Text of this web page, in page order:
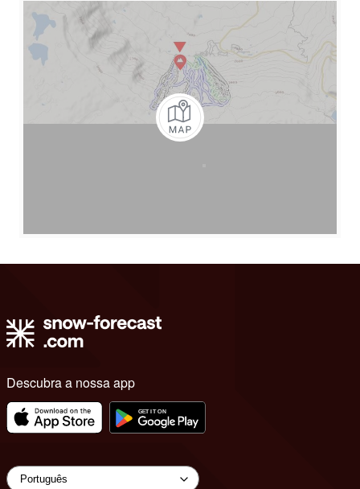
Descubra a nossa app